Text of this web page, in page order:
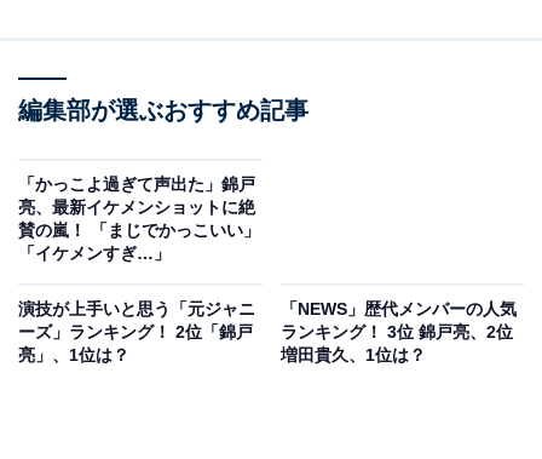
編集部が選ぶおすすめ記事
「かっこよ過ぎて声出た」錦戸
亮、最新イケメンショットに絶
賛の嵐！ 「まじでかっこいい」
「イケメンすぎ…」
演技が上手いと思う「元ジャニ
ーズ」ランキング！ 2位「錦戸
亮」、1位は？
「NEWS」歴代メンバーの人気
ランキング！ 3位 錦戸亮、2位
増田貴久、1位は？